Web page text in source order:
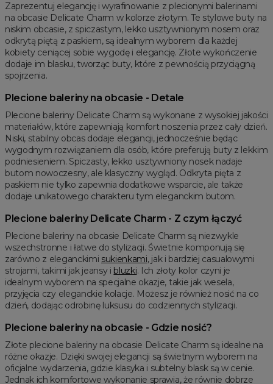
Zaprezentuj elegancję i wyrafinowanie z plecionymi balerinami
na obcasie Delicate Charm w kolorze złotym. Te stylowe buty na
niskim obcasie, z spiczastym, lekko usztywnionym nosem oraz
odkrytą piętą z paskiem, są idealnym wyborem dla każdej
kobiety ceniącej sobie wygodę i elegancję. Złote wykończenie
dodaje im blasku, tworząc buty, które z pewnością przyciągną
spojrzenia.
Plecione baleriny na obcasie - Detale
Plecione baleriny Delicate Charm są wykonane z wysokiej jakości
materiałów, które zapewniają komfort noszenia przez cały dzień.
Niski, stabilny obcas dodaje elegancji, jednocześnie będąc
wygodnym rozwiązaniem dla osób, które preferują buty z lekkim
podniesieniem. Spiczasty, lekko usztywniony nosek nadaje
butom nowoczesny, ale klasyczny wygląd. Odkryta pięta z
paskiem nie tylko zapewnia dodatkowe wsparcie, ale także
dodaje unikatowego charakteru tym eleganckim butom.
Plecione baleriny Delicate Charm - Z czym łączyć
Plecione baleriny na obcasie Delicate Charm są niezwykle
wszechstronne i łatwe do stylizacji. Świetnie komponują się
zarówno z eleganckimi sukienkami, jak i bardziej casualowymi
strojami, takimi jak jeansy i bluzki. Ich złoty kolor czyni je
idealnym wyborem na specjalne okazje, takie jak wesela,
przyjęcia czy eleganckie kolacje. Możesz je również nosić na co
dzień, dodając odrobinę luksusu do codziennych stylizacji.
Plecione baleriny na obcasie - Gdzie nosić?
Złote plecione baleriny na obcasie Delicate Charm są idealne na
różne okazje. Dzięki swojej elegancji są świetnym wyborem na
oficjalne wydarzenia, gdzie klasyka i subtelny blask są w cenie.
Jednak ich komfortowe wykonanie sprawia, że równie dobrze